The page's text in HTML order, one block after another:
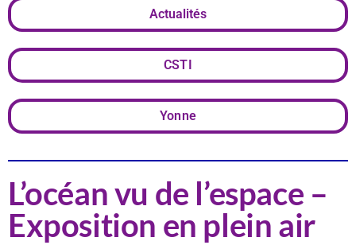
Actualités
CSTI
Yonne
L’océan vu de l’espace –
Exposition en plein air